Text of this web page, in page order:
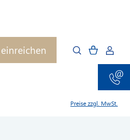
Preise zzgl. MwSt.